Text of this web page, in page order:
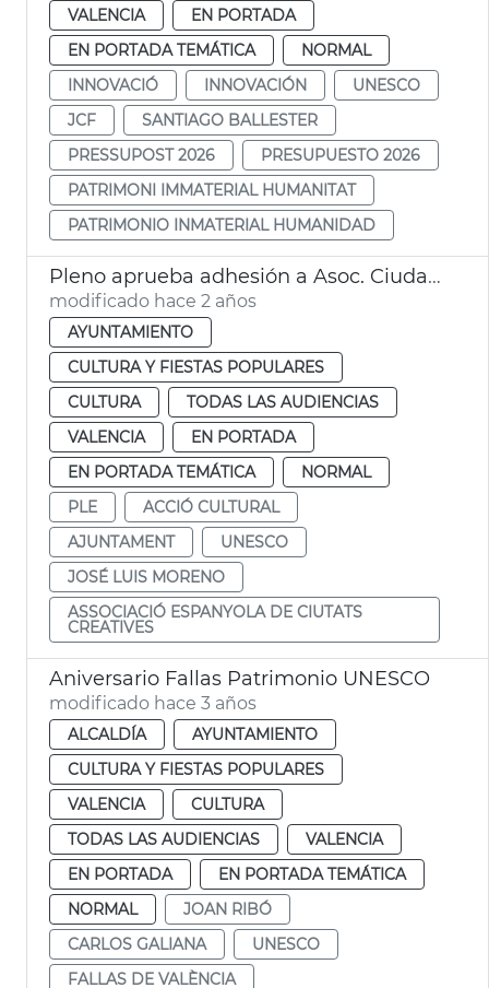
VALENCIA
EN PORTADA
EN PORTADA TEMÁTICA
NORMAL
INNOVACIÓ
INNOVACIÓN
UNESCO
JCF
SANTIAGO BALLESTER
PRESSUPOST 2026
PRESUPUESTO 2026
PATRIMONI IMMATERIAL HUMANITAT
PATRIMONIO INMATERIAL HUMANIDAD
Pleno aprueba adhesión a Asoc. Ciudades Creativas Unesco
modificado hace 2 años
AYUNTAMIENTO
CULTURA Y FIESTAS POPULARES
CULTURA
TODAS LAS AUDIENCIAS
VALENCIA
EN PORTADA
EN PORTADA TEMÁTICA
NORMAL
PLE
ACCIÓ CULTURAL
AJUNTAMENT
UNESCO
JOSÉ LUIS MORENO
ASSOCIACIÓ ESPANYOLA DE CIUTATS
CREATIVES
Aniversario Fallas Patrimonio UNESCO
modificado hace 3 años
ALCALDÍA
AYUNTAMIENTO
CULTURA Y FIESTAS POPULARES
VALENCIA
CULTURA
TODAS LAS AUDIENCIAS
VALENCIA
EN PORTADA
EN PORTADA TEMÁTICA
NORMAL
JOAN RIBÓ
CARLOS GALIANA
UNESCO
FALLAS DE VALÈNCIA